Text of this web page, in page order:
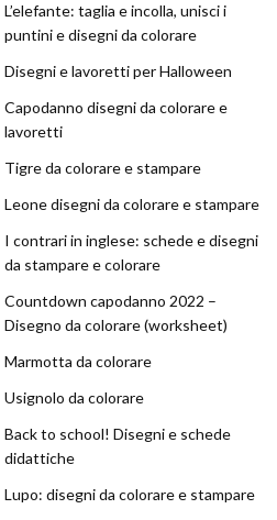
L’elefante: taglia e incolla, unisci i
puntini e disegni da colorare
Disegni e lavoretti per Halloween
Capodanno disegni da colorare e
lavoretti
Tigre da colorare e stampare
Leone disegni da colorare e stampare
I contrari in inglese: schede e disegni
da stampare e colorare
Countdown capodanno 2022 –
Disegno da colorare (worksheet)
Marmotta da colorare
Usignolo da colorare
Back to school! Disegni e schede
didattiche
Lupo: disegni da colorare e stampare